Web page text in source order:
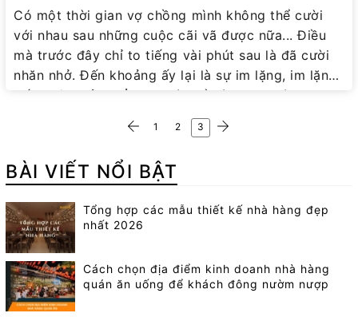
Có một thời gian vợ chồng mình không thể cười
với nhau sau những cuộc cãi vã được nữa... Điều
mà trước đây chỉ to tiếng vài phút sau là đã cười
nhăn nhở. Đến khoảng ấy lại là sự im lặng, im lặng
đến ngột thở. Chẳng ai có thể nói được với nhau
lời tử tế. Tránh mặt nhau, ngay cả giấc ngủ cũng
không muốn chạm. Chỉ cần nói với nhau một câu
cũng đủ gây ra một cuộc khẩu chiến. Mình nói rất
nhiều lần rằng, với mình im lặng là chết. Và lúc ấy
đến cả tháng trời, trong khi bình thường ngay cả
khủng hoảng tồi tệ nhất cũng chỉ ngày thứ 3 là vợ
chồng lại ôm nhau ngủ. Vậy mà suốt 1 tháng chẳng
ai có thể nhìn nhau một cách bình thường. Cảm
giác như chỉ muốn biến mất khỏi cuộc đời nhau
1 2 3
BÀI VIẾT NỔI BẬT
Tổng hợp các mẫu thiết kế nhà hàng đẹp
nhất 2026
Cách chọn địa điểm kinh doanh nhà hàng
quán ăn uống để khách đông nườm nượp